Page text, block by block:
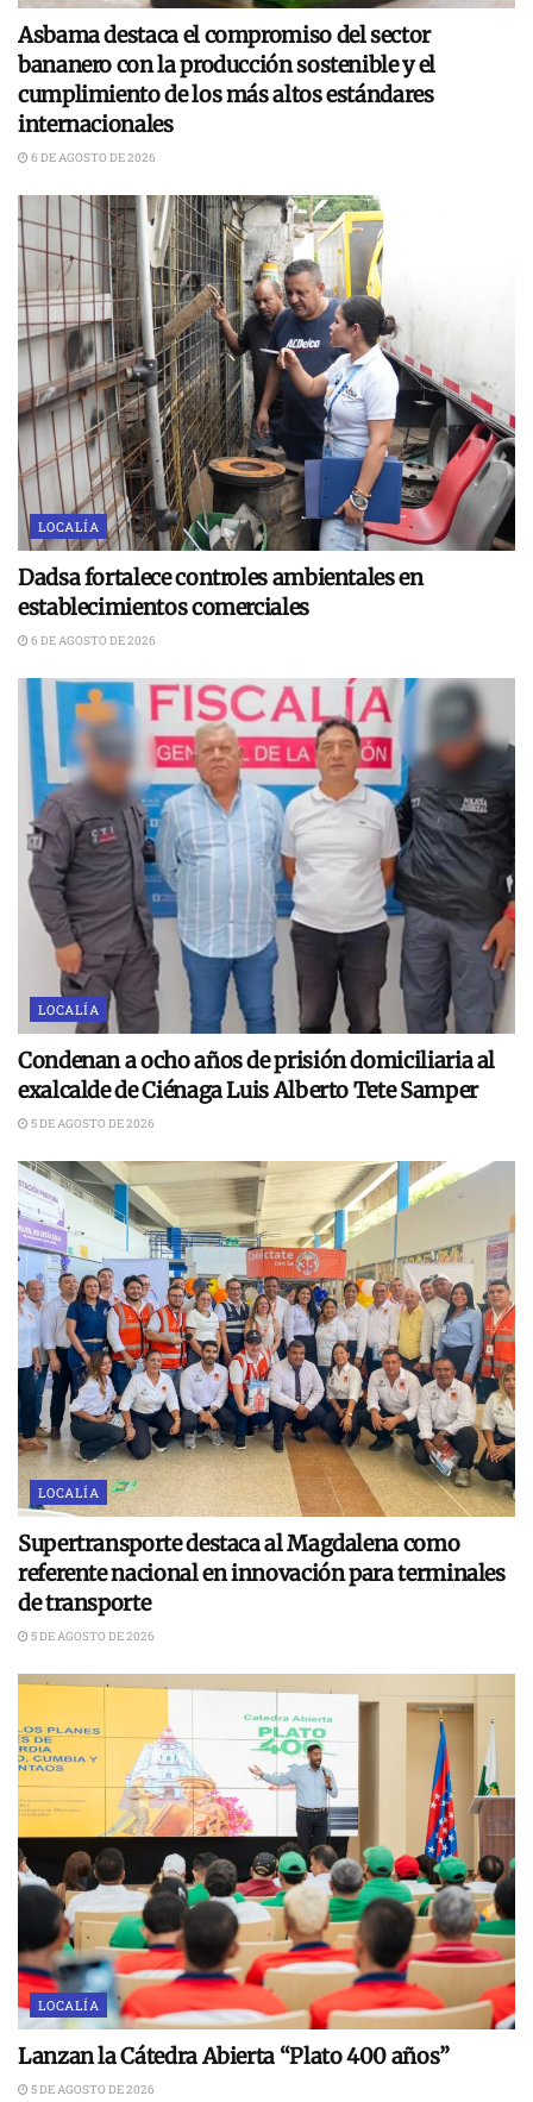
Asbama destaca el compromiso del sector
bananero con la producción sostenible y el
cumplimiento de los más altos estándares
internacionales
6 DE AGOSTO DE 2026
LOCALÍA
Dadsa fortalece controles ambientales en
establecimientos comerciales
6 DE AGOSTO DE 2026
LOCALÍA
Condenan a ocho años de prisión domiciliaria al
exalcalde de Ciénaga Luis Alberto Tete Samper
5 DE AGOSTO DE 2026
LOCALÍA
Supertransporte destaca al Magdalena como
referente nacional en innovación para terminales
de transporte
5 DE AGOSTO DE 2026
LOCALÍA
Lanzan la Cátedra Abierta “Plato 400 años”
5 DE AGOSTO DE 2026